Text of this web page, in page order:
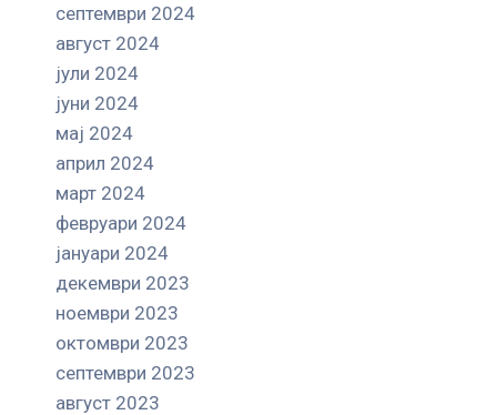
септември 2024
август 2024
јули 2024
јуни 2024
мај 2024
април 2024
март 2024
февруари 2024
јануари 2024
декември 2023
ноември 2023
октомври 2023
септември 2023
август 2023